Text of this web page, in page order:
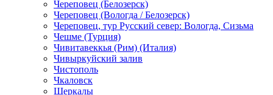
Череповец (Белозерск)
Череповец (Вологда / Белозерск)
Череповец, тур Русский север: Вологда, Сизьма
Чешме (Турция)
Чивитавеккья (Рим) (Италия)
Чивыркуйский залив
Чистополь
Чкаловск
Шеркалы